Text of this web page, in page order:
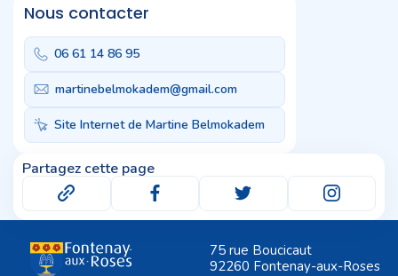
Nous contacter
06 61 14 86 95
martinebelmokadem@gmail.com
Site Internet de Martine Belmokadem
Partagez cette page
75 rue Boucicaut
92260 Fontenay-aux-Roses